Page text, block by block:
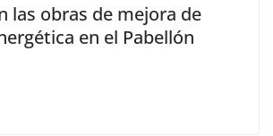
las obras de mejora de
en el Pabellón